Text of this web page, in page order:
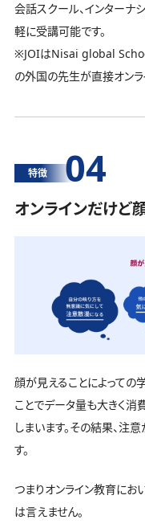
会話スクール、インターナ
軽に受講可能です。
※JOIはNisai global
の外国の先生が直接オンラ
特徴 04
オンラインだけど
顔が見えることによっての
ことでデータ量も大きく消
しまいます。その結果、注
す。
つまりオンライン教育にお
は言えません。